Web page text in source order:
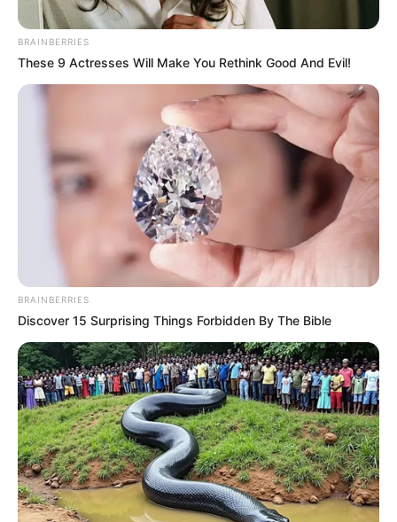
BRAINBERRIES
These 9 Actresses Will Make You Rethink Good And Evil!
BRAINBERRIES
Discover 15 Surprising Things Forbidden By The Bible